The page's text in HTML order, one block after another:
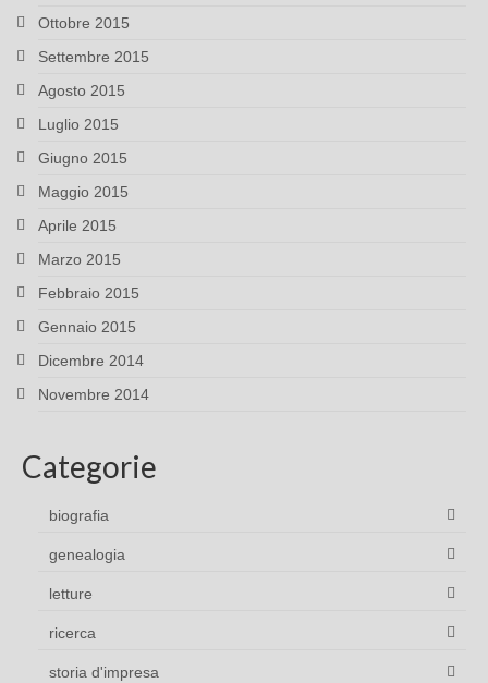
Ottobre 2015
Settembre 2015
Agosto 2015
Luglio 2015
Giugno 2015
Maggio 2015
Aprile 2015
Marzo 2015
Febbraio 2015
Gennaio 2015
Dicembre 2014
Novembre 2014
Categorie
biografia
genealogia
letture
ricerca
storia d'impresa